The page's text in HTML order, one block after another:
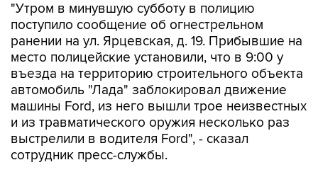
"Утром в минувшую субботу в полицию
поступило сообщение об огнестрельном
ранении на ул. Ярцевская, д. 19. Прибывшие на
место полицейские установили, что в 9:00 у
въезда на территорию строительного объекта
автомобиль "Лада" заблокировал движение
машины Ford, из него вышли трое неизвестных
и из травматического оружия несколько раз
выстрелили в водителя Ford", - сказал
сотрудник пресс-службы.